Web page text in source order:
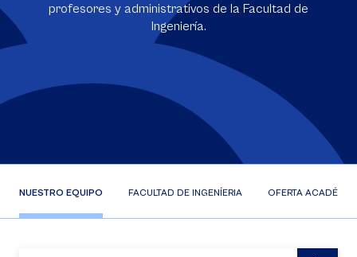
profesores y administrativos de la Facultad de
Ingeniería.
NUESTRO EQUIPO FACULTAD DE INGENÍERIA OFERTA